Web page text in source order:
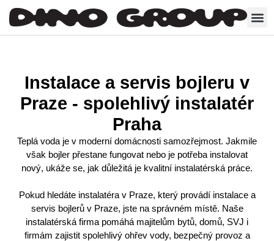
Instalace a servis bojleru v
Praze - spolehlivý instalatér
Praha
Teplá voda je v moderní domácnosti samozřejmost. Jakmile
však bojler přestane fungovat nebo je potřeba instalovat
nový, ukáže se, jak důležitá je kvalitní instalatérská práce.
Pokud hledáte instalatéra v Praze, který provádí instalace a
servis bojlerů v Praze, jste na správném místě. Naše
instalatérská firma pomáhá majitelům bytů, domů, SVJ i
firmám zajistit spolehlivý ohřev vody, bezpečný provoz a